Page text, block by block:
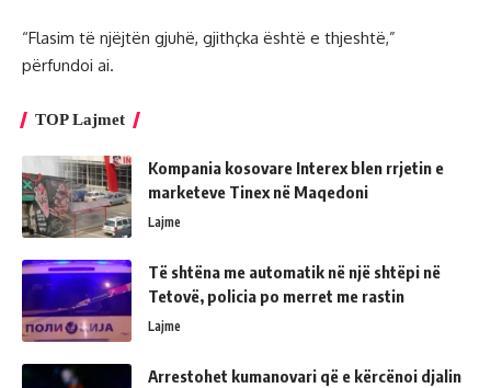
“Flasim të njëjtën gjuhë, gjithçka është e thjeshtë,”
përfundoi ai.
TOP Lajmet
Kompania kosovare Interex blen rrjetin e
marketeve Tinex në Maqedoni
Lajme
Të shtëna me automatik në një shtëpi në
Tetovë, policia po merret me rastin
Lajme
Arrestohet kumanovari që e kërcënoi djalin